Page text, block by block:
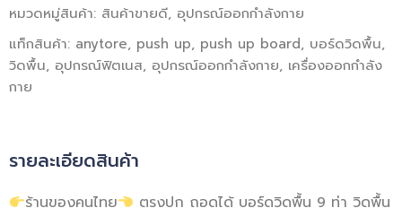
หมวดหมู่สินค้า: สินค้าขายดี, อุปกรณ์ออกกำลังกาย
แท็กสินค้า: anytore, push up, push up board, บอร์ดวิดพื้น,
วิดพื้น, อุปกรณ์ฟิตเนส, อุปกรณ์ออกกำลังกาย, เครื่องออกกำลัง
กาย
รายละเอียดสินค้า
ร้านของคนไทย
ตรงปก ถอดได้ บอร์ดวิดพื้น 9 ท่า วิดพื้น